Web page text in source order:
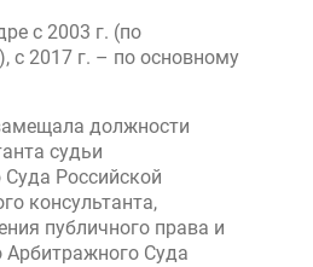
с 2003 г. (по
с 2017 г. – по основному
должности
судьи
Суда Российской
консультанта,
публичного права и
Арбитражного Суда